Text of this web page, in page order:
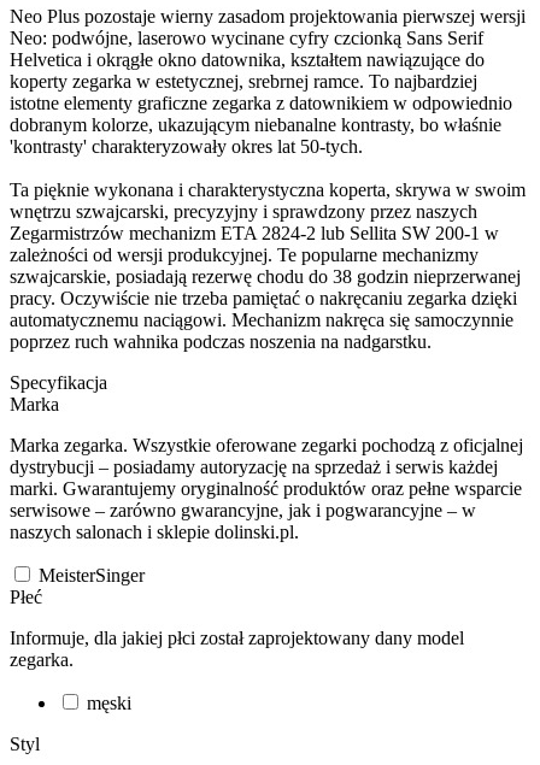
Neo Plus pozostaje wierny zasadom projektowania pierwszej wersji
Neo: podwójne, laserowo wycinane cyfry czcionką Sans Serif
Helvetica i okrągłe okno datownika, kształtem nawiązujące do
koperty zegarka w estetycznej, srebrnej ramce. To najbardziej
istotne elementy graficzne zegarka z datownikiem w odpowiednio
dobranym kolorze, ukazującym niebanalne kontrasty, bo właśnie
'kontrasty' charakteryzowały okres lat 50-tych.
Ta pięknie wykonana i charakterystyczna koperta, skrywa w swoim
wnętrzu szwajcarski, precyzyjny i sprawdzony przez naszych
Zegarmistrzów mechanizm ETA 2824-2 lub Sellita SW 200-1 w
zależności od wersji produkcyjnej. Te popularne mechanizmy
szwajcarskie, posiadają rezerwę chodu do 38 godzin nieprzerwanej
pracy. Oczywiście nie trzeba pamiętać o nakręcaniu zegarka dzięki
automatycznemu naciągowi. Mechanizm nakręca się samoczynnie
poprzez ruch wahnika podczas noszenia na nadgarstku.
Specyfikacja
Marka
Marka zegarka. Wszystkie oferowane zegarki pochodzą z oficjalnej
dystrybucji – posiadamy autoryzację na sprzedaż i serwis każdej
marki. Gwarantujemy oryginalność produktów oraz pełne wsparcie
serwisowe – zarówno gwarancyjne, jak i pogwarancyjne – w
naszych salonach i sklepie dolinski.pl.
MeisterSinger
Płeć
Informuje, dla jakiej płci został zaprojektowany dany model
zegarka.
męski
Styl